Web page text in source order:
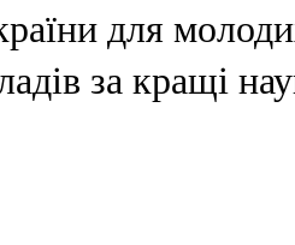
для
за кращі